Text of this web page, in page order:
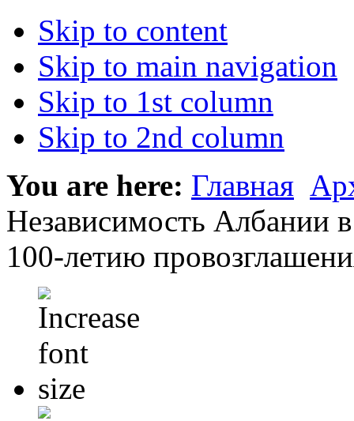
Skip to content
Skip to main navigation
Skip to 1st column
Skip to 2nd column
You are here: Главная
Независимость Албании
100-летию